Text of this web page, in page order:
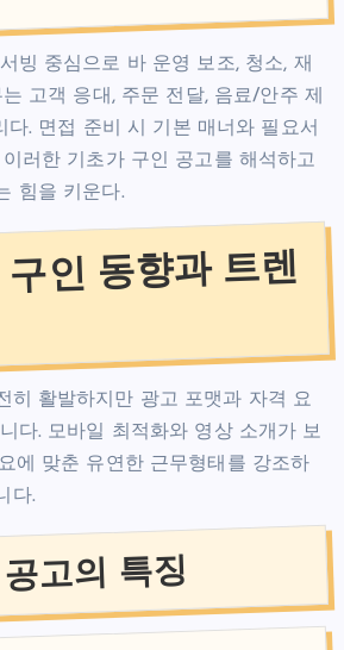
빙 중심으로 바 운영 보조, 청소, 재
고객 응대, 주문 전달, 음료/안주 제
다. 면접 준비 시 기본 매너와 필요서
러한 기초가 구인 공고를 해석하고
힘을 키운다.
인 동향과 트렌
히 활발하지만 광고 포맷과 자격 요
다. 모바일 최적화와 영상 소개가 보
에 맞춘 유연한 근무형태를 강조하
다.
고의 특징